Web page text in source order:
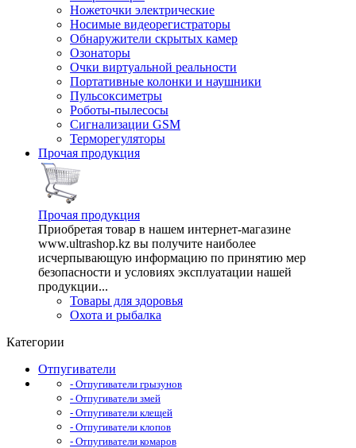
Ножеточки электрические
Носимые видеорегистраторы
Обнаружители скрытых камер
Озонаторы
Очки виртуальной реальности
Портативные колонки и наушники
Пульсоксиметры
Роботы-пылесосы
Сигнализации GSM
Терморегуляторы
Прочая продукция
Прочая продукция
Приобретая товар в нашем интернет-магазине
www.ultrashop.kz вы получите наиболее
исчерпывающую информацию по принятию мер
безопасности и условиях эксплуатации нашей
продукции...
Товары для здоровья
Охота и рыбалка
Категории
Отпугиватели
- Отпугиватели грызунов
- Отпугиватели змей
- Отпугиватели клещей
- Отпугиватели клопов
- Отпугиватели комаров